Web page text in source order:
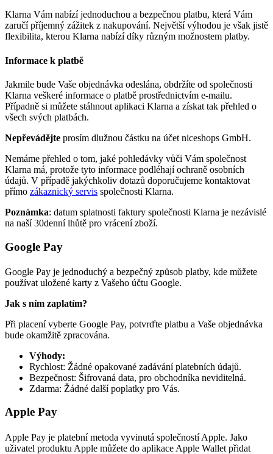
Klarna Vám nabízí jednoduchou a bezpečnou platbu, která Vám
zaručí příjemný zážitek z nakupování. Největší výhodou je však jistě
flexibilita, kterou Klarna nabízí díky různým možnostem platby.
Informace k platbě
Jakmile bude Vaše objednávka odeslána, obdržíte od společnosti
Klarna veškeré informace o platbě prostřednictvím e-mailu.
Případně si můžete stáhnout aplikaci Klarna a získat tak přehled o
všech svých platbách.
Nepřevádějte prosím dlužnou částku na účet niceshops GmbH.
Nemáme přehled o tom, jaké pohledávky vůči Vám společnost
Klarna má, protože tyto informace podléhají ochraně osobních
údajů. V případě jakýchkoliv dotazů doporučujeme kontaktovat
přímo zákaznický servis společnosti Klarna.
Poznámka: datum splatnosti faktury společnosti Klarna je nezávislé
na naší 30denní lhůtě pro vrácení zboží.
Google Pay
Google Pay je jednoduchý a bezpečný způsob platby, kde můžete
používat uložené karty z Vašeho účtu Google.
Jak s ním zaplatím?
Při placení vyberte Google Pay, potvrďte platbu a Vaše objednávka
bude okamžitě zpracována.
Výhody:
Rychlost: Žádné opakované zadávání platebních údajů.
Bezpečnost: Šifrovaná data, pro obchodníka neviditelná.
Zdarma: Žádné další poplatky pro Vás.
Apple Pay
Apple Pay je platební metoda vyvinutá společností Apple. Jako
uživatel produktu Apple můžete do aplikace Apple Wallet přidat